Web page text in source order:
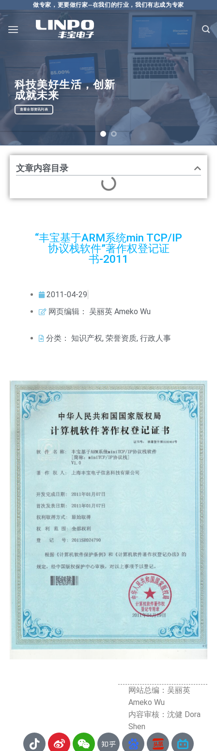
做专家，更要做行家--在我们的行业，我们有志成为专家
科技美好生活，创新
成就未来
查看全部资讯列表
仰望天空，脚踏实地，
授权分销，专业代理
选电子元器件供应商，要选会做整体解决方案的
查看全部【解决方案】文章
文章内容目录
“丰宝基于ARM系统min TCP/IP
协议栈软件”著作权登记证
书-2011
2011-04-29
网页编辑： 吴丽英 Ameko Wu
分类： 知识产权, 荣誉资质, 行政人事
网站总编：吴丽英
Ameko Wu
内容审核：沈健 Dora
Shen